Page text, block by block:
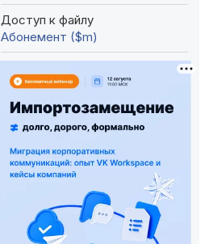
Доступ к файлу
Абонемент ($m)